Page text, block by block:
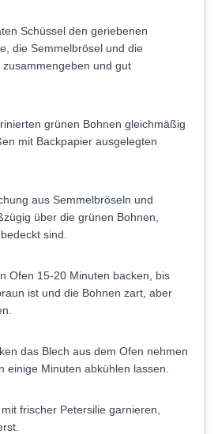
Schüssel den geriebenen
die Semmelbrösel und die
und gut
grünen Bohnen gleichmäßig
mit Backpapier ausgelegten
aus Semmelbröseln und
über die grünen Bohnen,
sind.
Ofen 15-20 Minuten backen, bis
ist und die Bohnen zart, aber
das Blech aus dem Ofen nehmen
einige Minuten abkühlen lassen.
frischer Petersilie garnieren,